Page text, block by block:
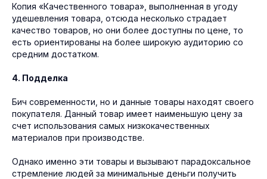
Копия «Качественного товара», выполненная в угоду
удешевления товара, отсюда несколько страдает
качество товаров, но они более доступны по цене, то
есть ориентированы на более широкую аудиторию со
средним достатком.
4. Подделка
Бич современности, но и данные товары находят своего
покупателя. Данный товар имеет наименьшую цену за
счет использования самых низкокачественных
материалов при производстве.
Однако именно эти товары и вызывают парадоксальное
стремление людей за минимальные деньги получить